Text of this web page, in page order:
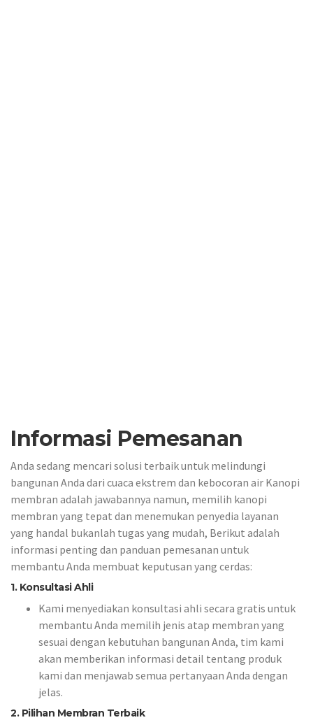
Informasi Pemesanan
Anda sedang mencari solusi terbaik untuk melindungi
bangunan Anda dari cuaca ekstrem dan kebocoran air Kanopi
membran adalah jawabannya namun, memilih kanopi
membran yang tepat dan menemukan penyedia layanan
yang handal bukanlah tugas yang mudah, Berikut adalah
informasi penting dan panduan pemesanan untuk
membantu Anda membuat keputusan yang cerdas:
1. Konsultasi Ahli
Kami menyediakan konsultasi ahli secara gratis untuk
membantu Anda memilih jenis atap membran yang
sesuai dengan kebutuhan bangunan Anda, tim kami
akan memberikan informasi detail tentang produk
kami dan menjawab semua pertanyaan Anda dengan
jelas.
2. Pilihan Membran Terbaik